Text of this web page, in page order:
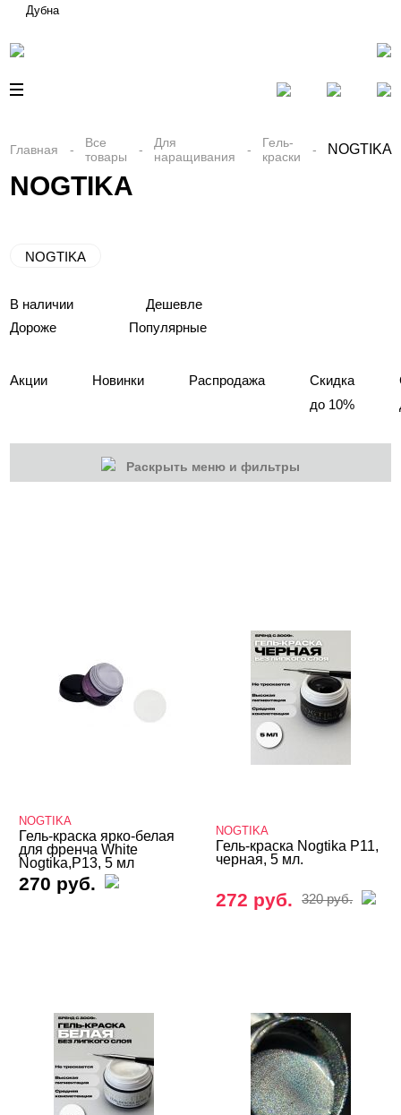
Дубна
Главная
Все
товары
Для
наращивания
Гель-
краски
NOGTIKA
NOGTIKA
NOGTIKA
В наличии
Дешевле
Дороже
Популярные
Акции Новинки Распродажа
Скидка
до 10%
Раскрыть меню и фильтры
Акрилы
Bagheera Nails
Beautix
Bloom
Holy Molly
InGarden
NOGTIKA
Гель-краска ярко-белая
для френча White
Nogtika,P13, 5 мл
270 руб.
NOGTIKA
Гель-краска Nogtika P11,
черная, 5 мл.
272 руб. 320 руб.